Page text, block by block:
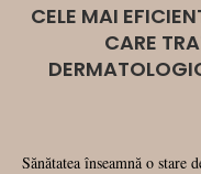
CELE MAI
CARE
Sănătatea înseamnă o stare